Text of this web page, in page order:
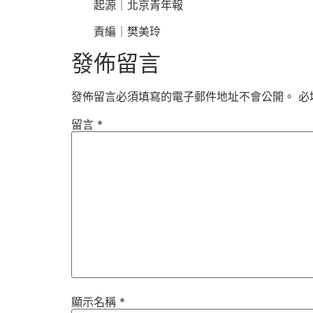
起源｜北京青年報
責編｜樊美玲
發佈留言
發佈留言必須填寫的電子郵件地址不會公開。 必
留言 *
顯示名稱 *